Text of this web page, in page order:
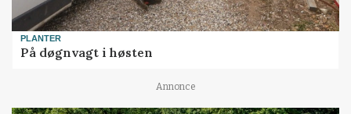
PLANTER
På døgnvagt i høsten
Annonce